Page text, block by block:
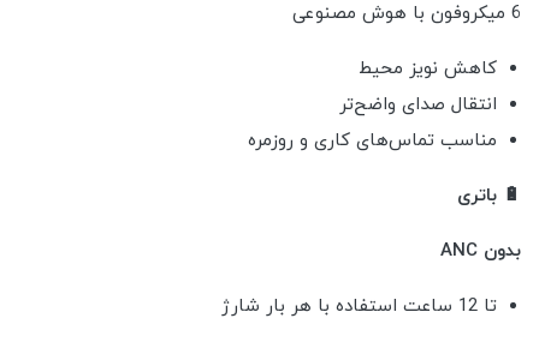
6 میکروفون با هوش مصنوعی
کاهش نویز محیط
انتقال صدای واضح‌تر
مناسب تماس‌های کاری و روزمره
🔋 باتری
بدون ANC
تا 12 ساعت استفاده با هر بار شارژ